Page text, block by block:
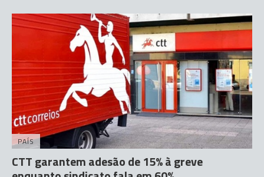
PAÍS
CTT garantem adesão de 15% à greve